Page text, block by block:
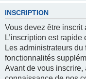
INSCRIPTION
Vous devez être inscrit
L’inscription est
Les administrateurs
fonctionnalités
Avant de vous inscrire,